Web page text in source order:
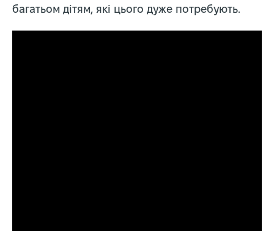
багатьом дітям, які цього дуже потребують.